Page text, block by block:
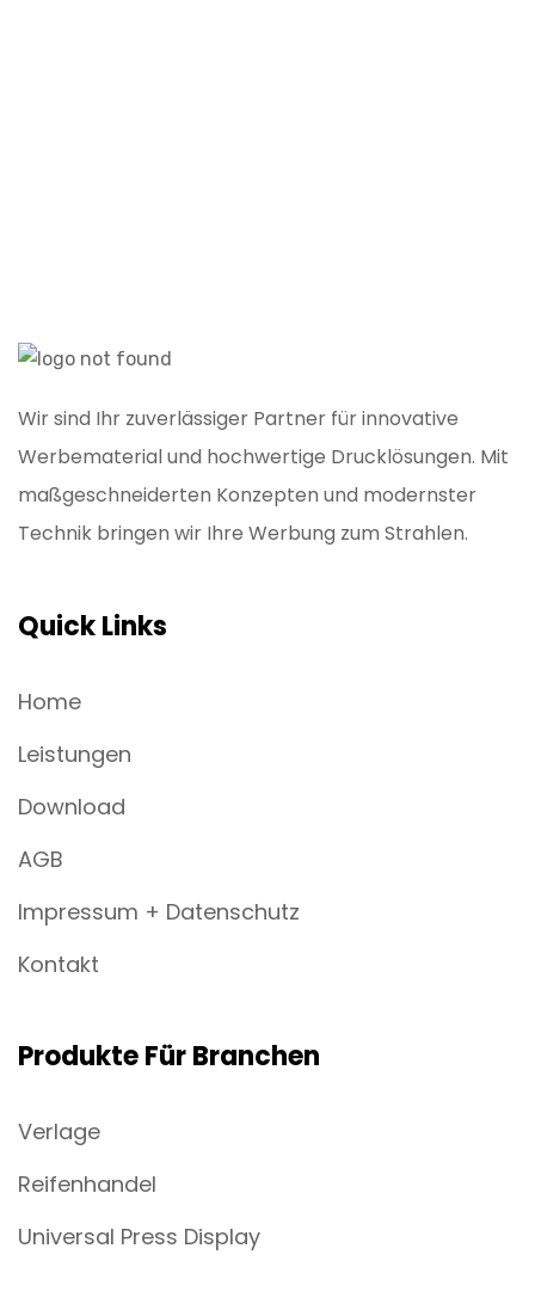
Wir sind Ihr zuverlässiger Partner für innovative
Werbematerial und hochwertige Drucklösungen. Mit
maßgeschneiderten Konzepten und modernster
Technik bringen wir Ihre Werbung zum Strahlen.
Quick Links
Home
Leistungen
Download
AGB
Impressum + Datenschutz
Kontakt
Produkte Für Branchen
Verlage
Reifenhandel
Universal Press Display